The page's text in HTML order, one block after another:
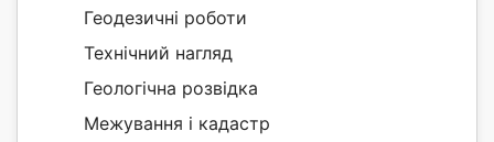
Геодезичні роботи
Технічний нагляд
Геологічна розвідка
Межування і кадастр